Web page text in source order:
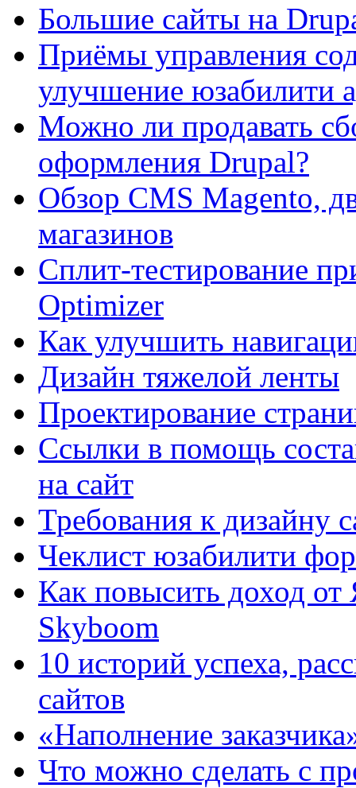
Большие сайты на
Приёмы управления
улучшение юзабилити
Можно ли продавать
оформления Drupal?
Обзор CMS Magento,
магазинов
Сплит-тестирование
Optimizer
Как улучшить
Дизайн тяжелой ленты
Проектирование
Ссылки в помощь
на сайт
Требования к дизайну
Чеклист юзабилити
Как повысить доход
Skyboom
10 историй успеха,
сайтов
«Наполнение
Что можно сделать с